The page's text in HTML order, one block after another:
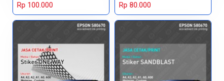
Rp 100.000 Rp 80.000